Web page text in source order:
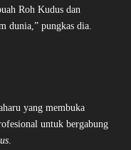
Roh Kudus dan
dunia,” pungkas dia.
yang membuka
untuk bergabung